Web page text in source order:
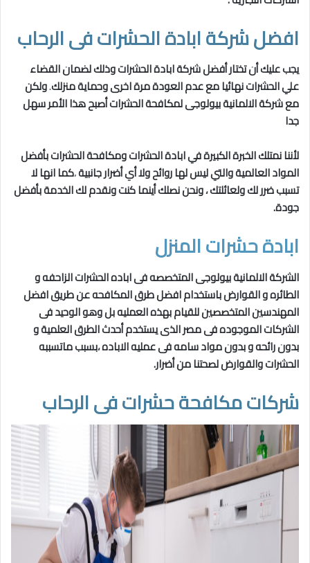
افضل شركة ابادة الحشرات فى الرحاب
يجب عليك أن تختار أفضل شركة ابادة الحشرات وذلك لضمان القضاء
علي الحشرات نهائيا مع عدم العودة مرة اخرى وحماية منزلك.ولكن
مع شركة الالمانية بيولوجى لمكافحة الحشرات أصبح هذا الأمر سهل
جدا
لأننا نمتلك الخبرة الكبيرة في ابادة الحشرات ومكافحة الحشرات بأفضل
المواد العالمية والتيليس لها روائح ولا أي أضرار جانبية،كما انها لا
تسبب ضرر لك ولعائلتك ، ونحن نصلك أينما كنت ونقدم لك الخدمة بأفضل
جودة.
ابادة حشرات المنزل
الشركة الالمانية بيولوجى المتخصصه فى اباده الحشرات الزاحفه و
الطائره و القوارض باستخدام افضل طرق المكافحه عن طريق افضل
المهندسين المتخصصين للقيام بهذه العمليه بل وهو الوحيد فى
الشركات الموجوده فى مصر الذى يستخدم أحدث الطرق العلمية و
بدون رائحه و بدون مواد سامه فى عمليه الاباده ،بسبب ماتسببه
الحشرات والقوارض لصحتنا من أضرار.
شركات مكافحة حشرات فى الرحاب